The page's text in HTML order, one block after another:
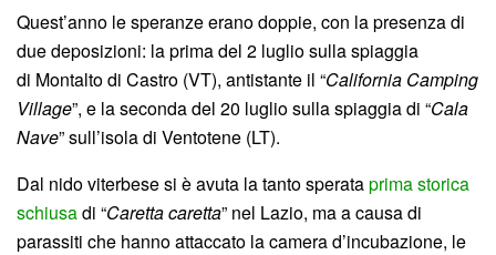
Quest’anno le speranze erano doppie, con la presenza di
due deposizioni: la prima del 2 luglio sulla spiaggia
di Montalto di Castro (VT), antistante il “California Camping
Village”, e la seconda del 20 luglio sulla spiaggia di “Cala
Nave” sull’isola di Ventotene (LT).
Dal nido viterbese si è avuta la tanto sperataprima storica
schiusadi “Caretta caretta” nel Lazio, ma a causa di
parassiti che hanno attaccato la camera d’incubazione, le